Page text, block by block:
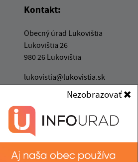
Nezobrazovať
Kontakt:
Obecný úrad Lukovištia
Lukovištia 26
980 26 Lukovištia
lukovistia@lukovistia.sk
IČO: 00318906